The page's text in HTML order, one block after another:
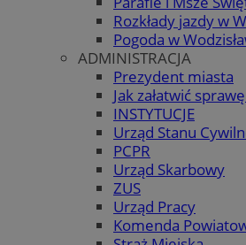
Rozkłady jazdy w
Pogoda w
ADMINISTRACJA
Prezydent miasta
Jak załatwić
INSTYTUCJE
Urząd Stanu
PCPR
Urząd Skarbowy
ZUS
Urząd Pracy
Komenda